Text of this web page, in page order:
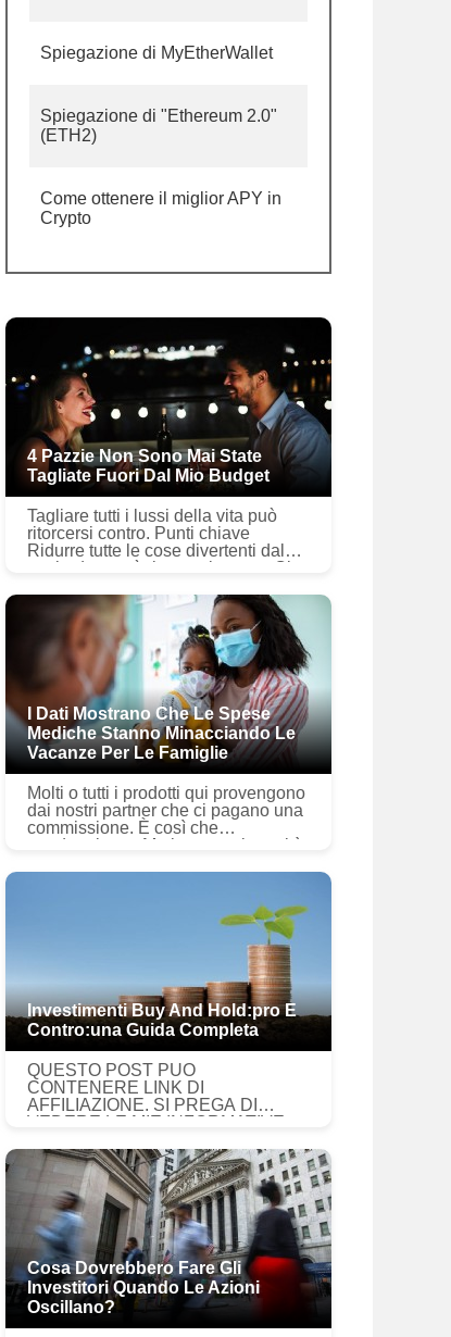
Spiegazione di MyEtherWallet
Spiegazione di "Ethereum 2.0"
(ETH2)
Come ottenere il miglior APY in
Crypto
4 Pazzie Non Sono Mai State
Tagliate Fuori Dal Mio Budget
Tagliare tutti i lussi della vita può
ritorcersi contro. Punti chiave
Ridurre tutte le cose divertenti dal
tuo budget può ritorcersi contro. Ci
rinuncerò. Ciò include,...
I Dati Mostrano Che Le Spese
Mediche Stanno Minacciando Le
Vacanze Per Le Famiglie
Molti o tutti i prodotti qui provengono
dai nostri partner che ci pagano una
commissione. È così che
guadagniamo. Ma la nostra integrità
Investimenti Buy And Hold:pro E
Contro:una Guida Completa
QUESTO POST PUÒ
CONTENERE LINK DI
AFFILIAZIONE. SI PREGA DI
VEDERE LE MIE INFORMATIVE.
Si discute molto sulla strategia di
investimento buy and hold. Alcune
persone ne son...
Cosa Dovrebbero Fare Gli
Investitori Quando Le Azioni
Oscillano?